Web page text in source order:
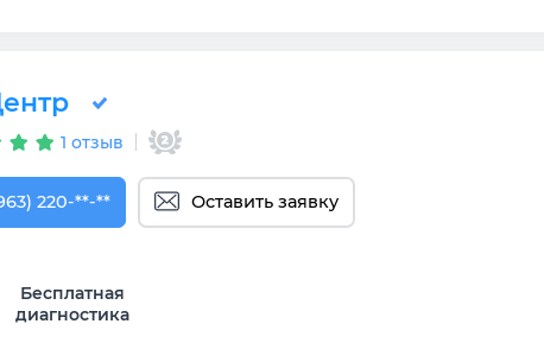
1 отзыв
220-12-19
220-**-** Оставить заявку
Бесплатная
диагностика